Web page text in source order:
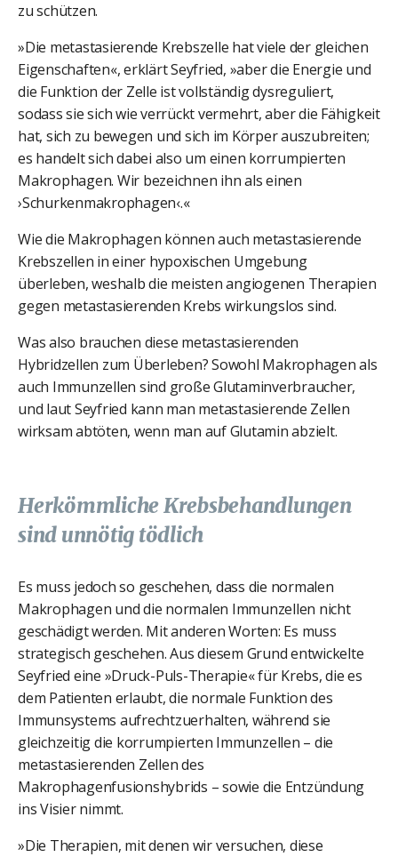
zu schützen.
»Die metastasierende Krebszelle hat viele der gleichen
Eigenschaften«, erklärt Seyfried, »aber die Energie und
die Funktion der Zelle ist vollständig dysreguliert,
sodass sie sich wie verrückt vermehrt, aber die Fähigkeit
hat, sich zu bewegen und sich im Körper auszubreiten;
es handelt sich dabei also um einen korrumpierten
Makrophagen. Wir bezeichnen ihn als einen
›Schurkenmakrophagen‹.«
Wie die Makrophagen können auch metastasierende
Krebszellen in einer hypoxischen Umgebung
überleben, weshalb die meisten angiogenen Therapien
gegen metastasierenden Krebs wirkungslos sind.
Was also brauchen diese metastasierenden
Hybridzellen zum Überleben? Sowohl Makrophagen als
auch Immunzellen sind große Glutaminverbraucher,
und laut Seyfried kann man metastasierende Zellen
wirksam abtöten, wenn man auf Glutamin abzielt.
Herkömmliche Krebsbehandlungen
sind unnötig tödlich
Es muss jedoch so geschehen, dass die normalen
Makrophagen und die normalen Immunzellen nicht
geschädigt werden. Mit anderen Worten: Es muss
strategisch geschehen. Aus diesem Grund entwickelte
Seyfried eine »Druck-Puls-Therapie« für Krebs, die es
dem Patienten erlaubt, die normale Funktion des
Immunsystems aufrechtzuerhalten, während sie
gleichzeitig die korrumpierten Immunzellen – die
metastasierenden Zellen des
Makrophagenfusionshybrids – sowie die Entzündung
ins Visier nimmt.
»Die Therapien, mit denen wir versuchen, diese